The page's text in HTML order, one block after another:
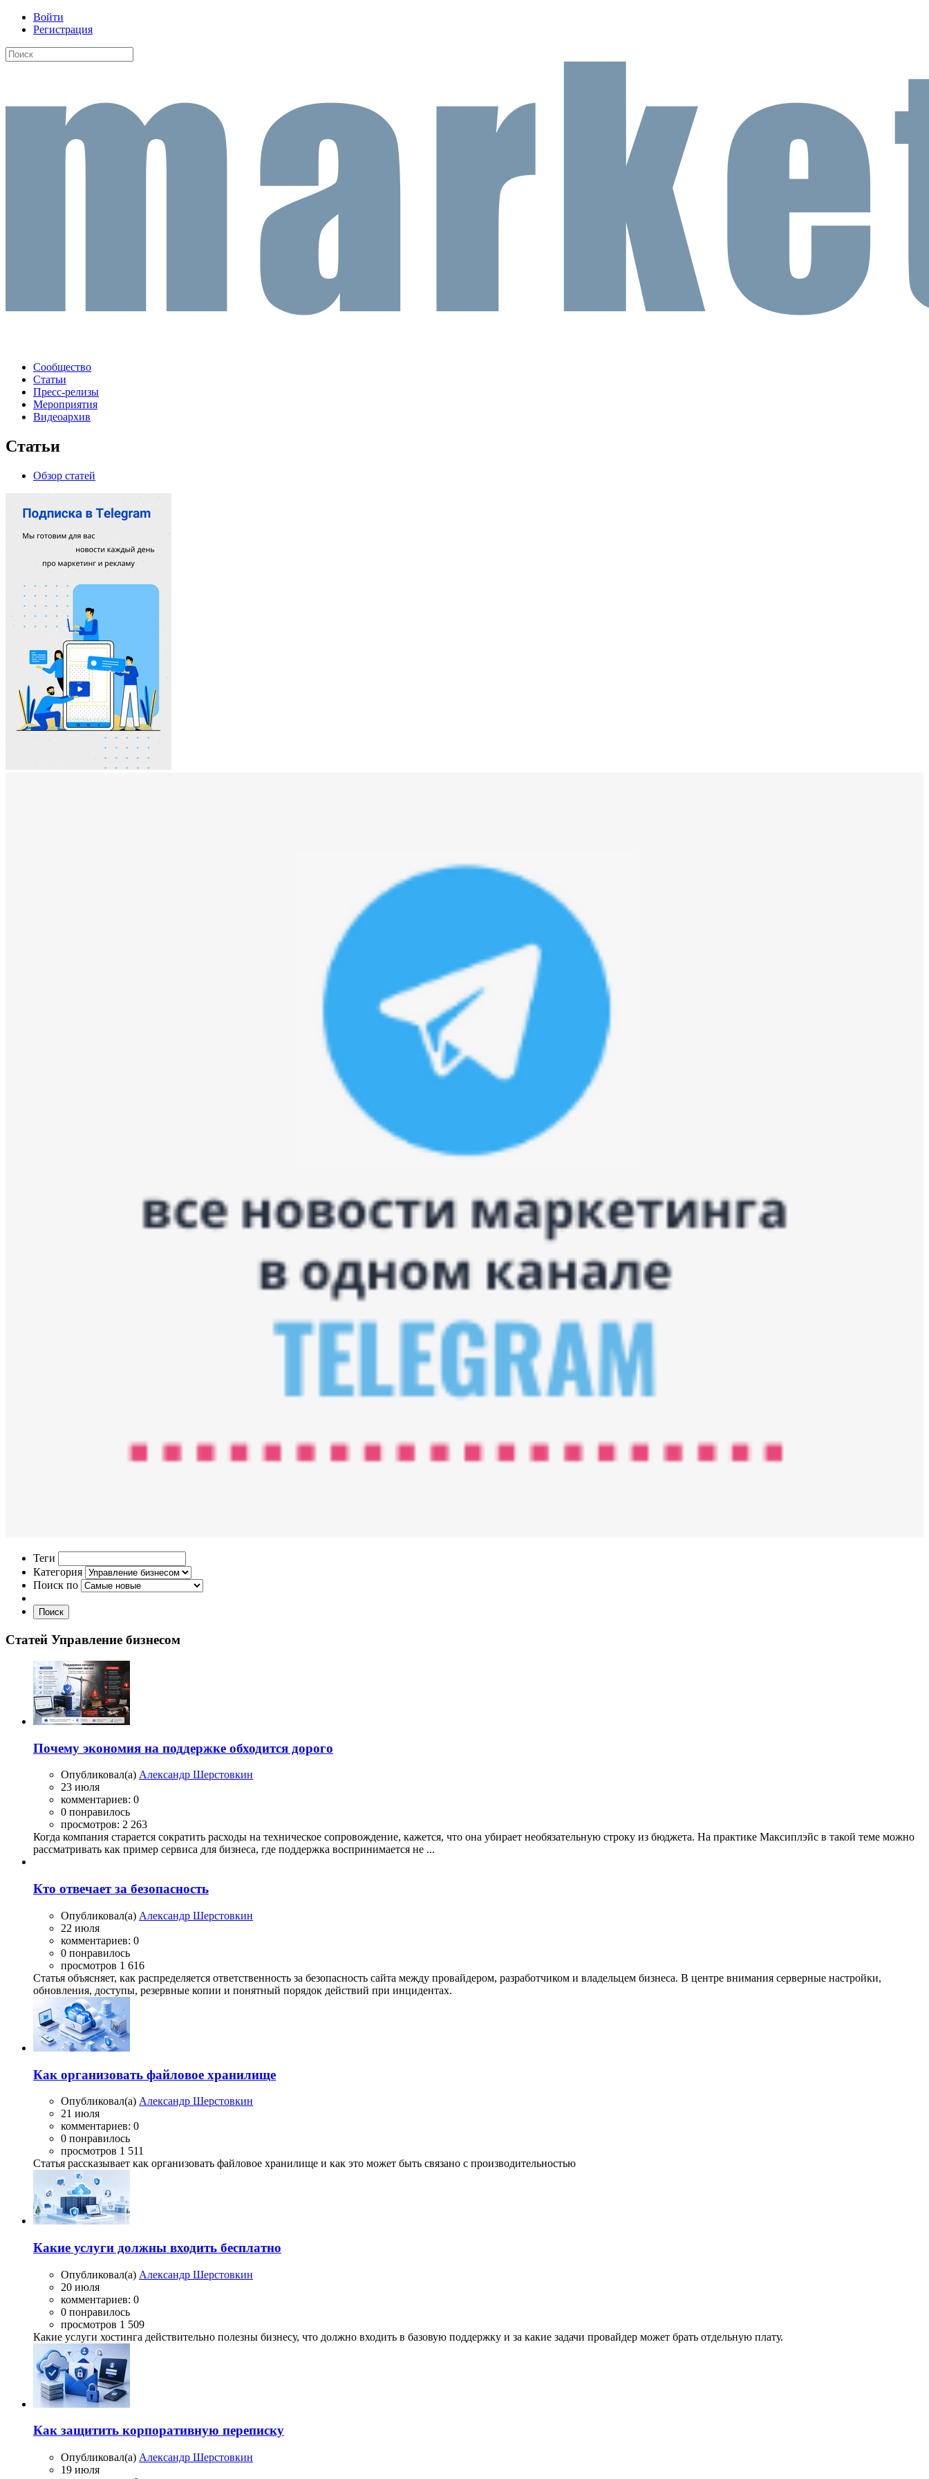
Войти
Регистрация
Сообщество
Статьи
Пресс-релизы
Мероприятия
Видеоархив
Статьи
Обзор статей
Теги
Категория
Поиск по
Поиск
Статей Управление бизнесом
Почему экономия на поддержке обходится дорого
Опубликовал(а) Александр Шерстовкин
23 июля
комментариев: 0
0 понравилось
просмотров: 2 263
Когда компания старается сократить расходы на техническое сопровождение, кажется, что она убирает необязательную строку из бюджета. На практике Максиплэйс в такой теме можно
рассматривать как пример сервиса для бизнеса, где поддержка воспринимается не ...
Кто отвечает за безопасность
Опубликовал(а) Александр Шерстовкин
22 июля
комментариев: 0
0 понравилось
просмотров 1 616
Статья объясняет, как распределяется ответственность за безопасность сайта между провайдером, разработчиком и владельцем бизнеса. В центре внимания серверные настройки,
обновления, доступы, резервные копии и понятный порядок действий при инцидентах.
Как организовать файловое хранилище
Опубликовал(а) Александр Шерстовкин
21 июля
комментариев: 0
0 понравилось
просмотров 1 511
Статья рассказывает как организовать файловое хранилище и как это может быть связано с производительностью
Какие услуги должны входить бесплатно
Опубликовал(а) Александр Шерстовкин
20 июля
комментариев: 0
0 понравилось
просмотров 1 509
Какие услуги хостинга действительно полезны бизнесу, что должно входить в базовую поддержку и за какие задачи провайдер может брать отдельную плату.
Как защитить корпоративную переписку
Опубликовал(а) Александр Шерстовкин
19 июля